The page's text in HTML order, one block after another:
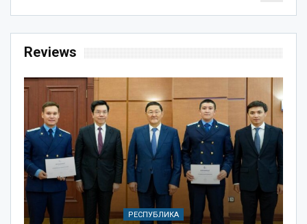
Reviews
РЕСПУБЛИКА